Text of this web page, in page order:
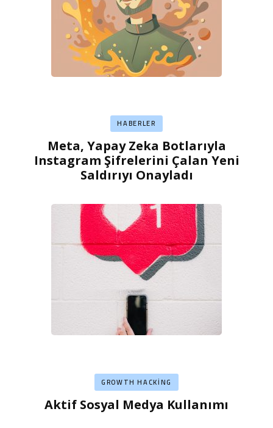
HABERLER
Meta, Yapay Zeka Botlarıyla
Instagram Şifrelerini Çalan Yeni
Saldırıyı Onayladı
GROWTH HACKING
Aktif Sosyal Medya Kullanımı